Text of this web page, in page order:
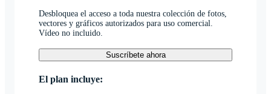
Desbloquea el acceso a toda nuestra colección de fotos,
vectores y gráficos autorizados para uso comercial.
Vídeo no incluido.
Suscríbete ahora
El plan incluye: